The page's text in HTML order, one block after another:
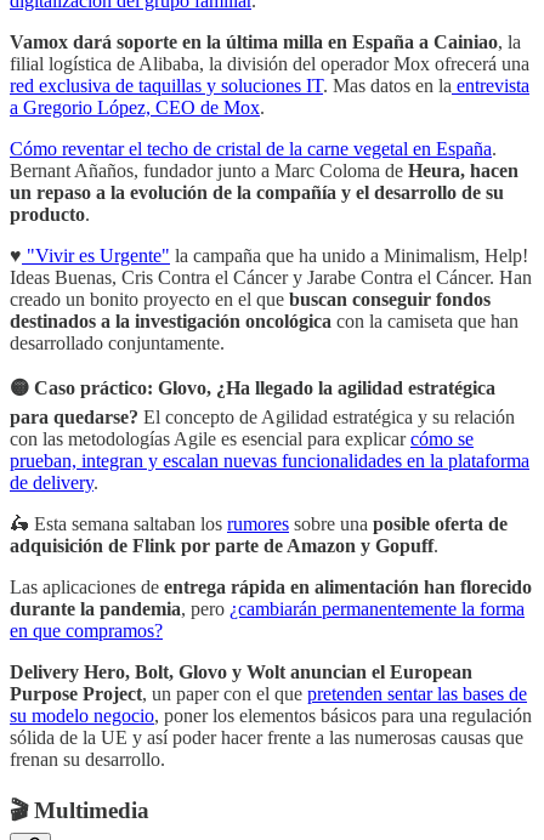
Vamox dará soporte en la última milla en España a Cainiao, la
filial logística de Alibaba, la división del operador Mox ofrecerá una
red exclusiva de taquillas y soluciones IT. Mas datos en la entrevista
a Gregorio López, CEO de Mox.
Cómo reventar el techo de cristal de la carne vegetal en España.
Bernant Añaños, fundador junto a Marc Coloma de Heura, hacen
un repaso a la evolución de la compañía y el desarrollo de su
producto.
♥️ "Vivir es Urgente" la campaña que ha unido a Minimalism, Help!
Ideas Buenas, Cris Contra el Cáncer y Jarabe Contra el Cáncer. Han
creado un bonito proyecto en el que buscan conseguir fondos
destinados a la investigación oncológica con la camiseta que han
desarrollado conjuntamente.
🟡 Caso práctico: Glovo, ¿Ha llegado la agilidad estratégica
para quedarse? El concepto de Agilidad estratégica y su relación
con las metodologías Agile es esencial para explicarcómo se
prueban, integran y escalan nuevas funcionalidades en la plataforma
de delivery.
🛵 Esta semana saltaban los rumores sobre una posible oferta de
adquisición de Flink por parte de Amazon y Gopuff.
Las aplicaciones de entrega rápida en alimentación han florecido
durante la pandemia, pero ¿cambiarán permanentemente la forma
en que compramos?
Delivery Hero, Bolt, Glovo y Wolt anuncian el European
Purpose Project, un paper con el que pretenden sentar las bases de
su modelo negocio, poner los elementos básicos para una regulación
sólida de la UE y así poder hacer frente a las numerosas causas que
frenan su desarrollo.
🎬 Multimedia